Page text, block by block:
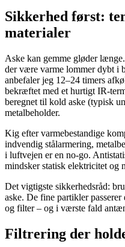
Sikkerhed først:
materialer
Aske kan gemme gløder
der være varme lommer dybt i
anbefaler jeg 12–24 timers
bekræftet med et hurtigt IR-
beregnet til kold aske (typisk
metalbeholder.
Kig efter varmebestandige
indvendig stålarmering,
i luftvejen er en no-go.
mindsker statisk elektricitet og
Det vigtigste sikkerhedsråd:
aske. De fine partikler
og filter – og i værste fald
Filtrering der